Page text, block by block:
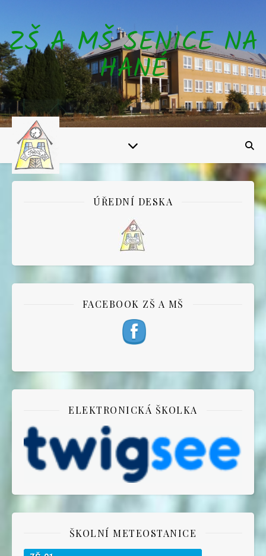
ZŠ A MŠ SENICE NA
HANÉ
ÚŘEDNÍ DESKA
FACEBOOK ZŠ A MŠ
ELEKTRONICKÁ ŠKOLKA
ŠKOLNÍ METEOSTANICE